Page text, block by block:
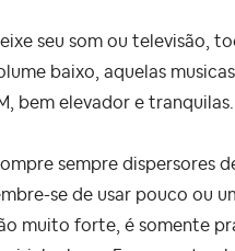
seu som ou televisão,
baixo, aquelas
bem elevador e tranquilas.
sempre dispersores
se de usar pouco ou
muito forte, é somente